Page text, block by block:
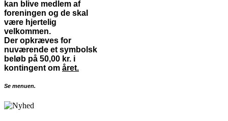
kan blive medlem af
foreningen og de skal
være hjertelig
velkommen.
Der opkræves for
nuværende et symbolsk
beløb på 50,00 kr. i
kontingent om året.
Se menuen.